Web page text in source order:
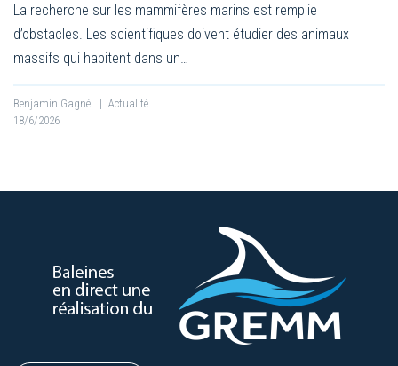
La recherche sur les mammifères marins est remplie
d’obstacles. Les scientifiques doivent étudier des animaux
massifs qui habitent dans un…
Benjamin Gagné | Actualité
18/6/2026